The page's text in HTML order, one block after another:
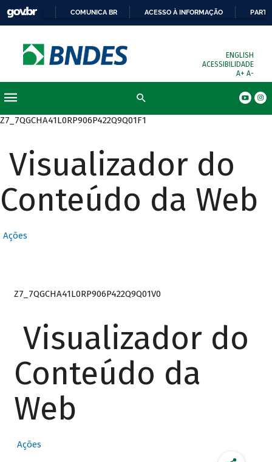
COMUNICA BR ACESSO À INFORMAÇÃO
ENGLISH
ACESSIBILIDADE
A+ A-
Z7_7QGCHA41L0RP906P422Q9Q01F1
Visualizador do
Conteúdo da Web
Ações
Z7_7QGCHA41L0RP906P422Q9Q01V0
Visualizador do
Conteúdo da
Web
Ações